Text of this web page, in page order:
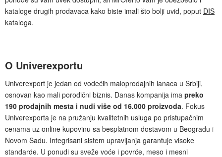
kataloge drugih prodavaca kako biste imali što bolji uvid, poput DIS
kataloga.
O Univerexportu
Univerexport je jedan od vodećih maloprodajnih lanaca u Srbiji,
osnovan kao mali porodični biznis. Danas kompanija ima preko
190 prodajnih mesta i nudi više od 16.000 proizvoda. Fokus
Univerexporta je na pružanju kvalitetnih usluga po pristupačnim
cenama uz online kupovinu sa besplatnom dostavom u Beogradu i
Novom Sadu. Integrisani sistem upravljanja garantuje visoke
standarde. U ponudi su sveže voće i povrće, meso i mesni